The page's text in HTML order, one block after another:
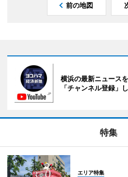
前の地図
横浜の最新ニュース
「チャンネル登録」
特集
エリア特集